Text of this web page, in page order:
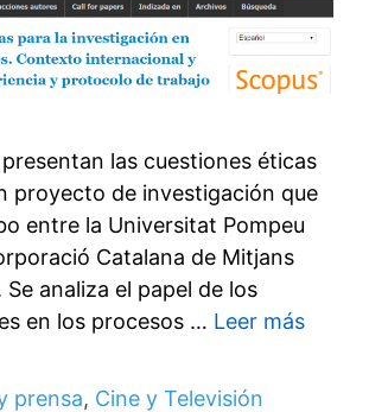
presentan las cuestiones éticas
proyecto de investigación que
entre la Universitat Pompeu
Catalana de Mitjans
Se analiza el papel de los
en los procesos … Leer más
prensa, Cine y Televisión